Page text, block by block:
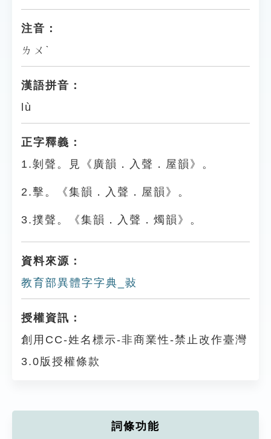
注音：
ㄌㄨˋ
漢語拼音：
lù
正字釋義：
1.剝聲。見《廣韻．入聲．屋韻》。
2.擊。《集韻．入聲．屋韻》。
3.撲聲。《集韻．入聲．燭韻》。
資料來源：
教育部異體字字典_㪖
授權資訊：
創用CC-姓名標示-非商業性-禁止改作臺灣
3.0版授權條款
詞條功能